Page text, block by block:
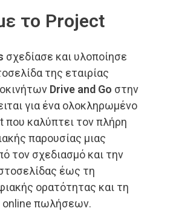
το Project
σχεδίασε και υλοποίησε
της εταιρίας
Drive and Go στην
για ένα ολοκληρωμένο
καλύπτει τον πλήρη
παρουσίας μιας
τον σχεδιασμό και την
έως τη
ορατότητας και τη
online πωλήσεων.